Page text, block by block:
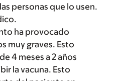
personas que lo usen.
ha provocado
muy graves. Esto
4 meses a 2 años
la vacuna. Esto